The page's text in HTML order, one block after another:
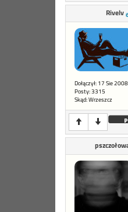
Rivelv
Dołączył: 17 Sie 2008
Posty: 3315
Skąd: Wrzeszcz